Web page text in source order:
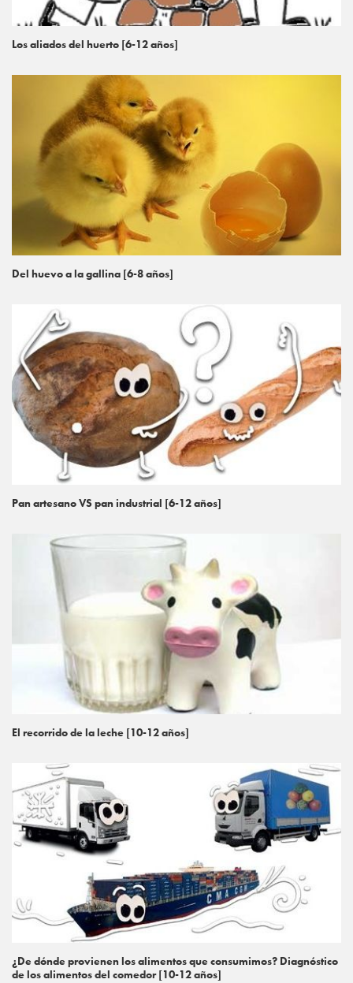
Los aliados del huerto [6-12 años]
Del huevo a la gallina [6-8 años]
Pan artesano VS pan industrial [6-12 años]
El recorrido de la leche [10-12 años]
¿De dónde provienen los alimentos que consumimos? Diagnóstico
de los alimentos del comedor [10-12 años]